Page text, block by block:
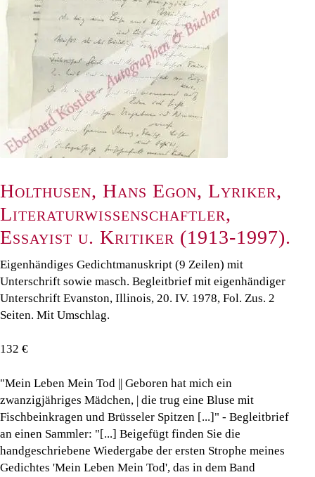
Holthusen, Hans Egon, Lyriker,
Literaturwissenschaftler,
Essayist u. Kritiker (1913-1997).
Eigenhändiges Gedichtmanuskript (9 Zeilen) mit
Unterschrift sowie masch. Begleitbrief mit eigenhändiger
Unterschrift Evanston, Illinois, 20. IV. 1978, Fol. Zus. 2
Seiten. Mit Umschlag.
132 €
"Mein Leben Mein Tod || Geboren hat mich ein
zwanzigjähriges Mädchen, | die trug eine Bluse mit
Fischbeinkragen und Brüsseler Spitzen [...]" - Begleitbrief
an einen Sammler: "[...] Beigefügt finden Sie die
handgeschriebene Wiedergabe der ersten Strophe meines
Gedichtes 'Mein Leben Mein Tod', das in dem Band